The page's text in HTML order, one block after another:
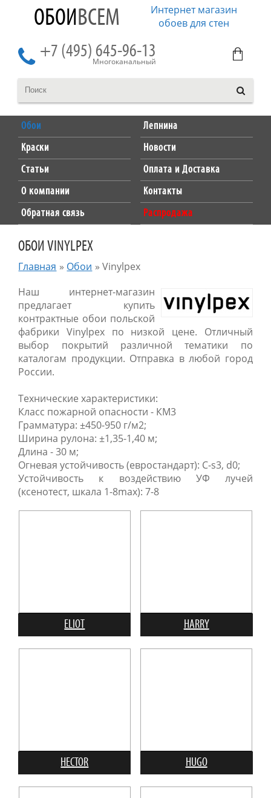
ОБОИВСЕМ
Интернет магазин
обоев для стен
+7 (495) 645-96-13
Многоканальный
Обои
Лепнина
Краски
Новости
Статьи
Оплата и Доставка
О компании
Контакты
Обратная связь
Распродажа
ОБОИ VINYLPEX
Главная » Обои »Vinylpex
Наш интернет-магазин
предлагает купить
контрактные обои польской
фабрики Vinylpex по низкой цене. Отличный
выбор покрытий различной тематики по
каталогам продукции. Отправка в любой город
России.
Технические характеристики:
Класс пожарной опасности - КМ3
Грамматура: ±450-950 г/м2;
Ширина рулона: ±1,35-1,40 м;
Длина - 30 м;
Огневая устойчивость (евростандарт): C-s3, d0;
Устойчивость к воздействию УФ лучей
(ксенотест, шкала 1-8max): 7-8
ELIOT HARRY
HECTOR HUGO